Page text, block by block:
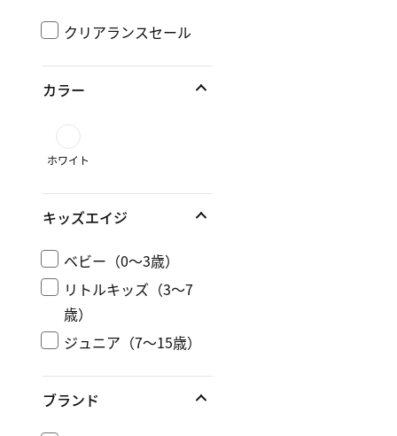
クリアランスセール
カラー
ホワイト
キッズエイジ
ベビー（0～3歳）
リトルキッズ（3～7
歳）
ジュニア（7～15歳）
ブランド